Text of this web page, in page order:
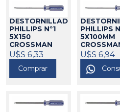
DESTORNILLADOR
PHILLIPS Nº1
5X150
CROSSMAN
550027
U$S 6,33
Comprar
PHILLIPS
5X100MM
550028
U$S 6,94